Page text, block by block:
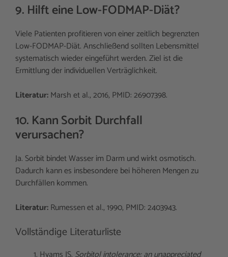
9. Hilft eine Low-FODMAP-Diät?
Viele Patienten profitieren von einer zeitlich begrenzten
Low-FODMAP-Diät. Anschließend sollten Lebensmittel
systematisch wieder eingeführt werden. Ziel ist die
Ermittlung der individuellen Verträglichkeit.
Literatur:Marsh et al., 2016, PMID: 26907398.
10. Kann Sorbit Durchfall
verursachen?
Ja. Sorbit bindet Wasser im Darm und wirkt osmotisch.
Dadurch kann es insbesondere bei höheren Mengen zu
Durchfällen kommen.
Literatur:Rumessen et al., 1990, PMID: 2403943.
Vollständige Literaturliste